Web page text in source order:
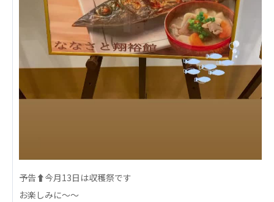
株式会社 爽やかな風九州
爽やかな風九州
株式会社 七星
七星
社会福祉法人 福ふく
福ふく
株式会社 せきれい
せきれい
社会福祉法人 心の会
医療法人社団 美翔会
聖心美容クリニック
S-Labo（渋谷院）
予告⬆️今月13日は収穫祭です
お楽しみに〜〜